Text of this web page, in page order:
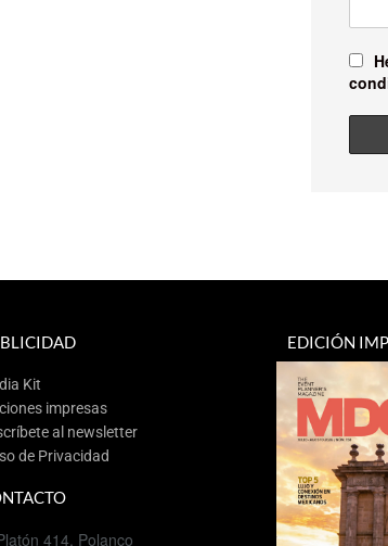
Kit
impresas
al newsletter
de Privacidad
414, Polanco
EDICIÓN